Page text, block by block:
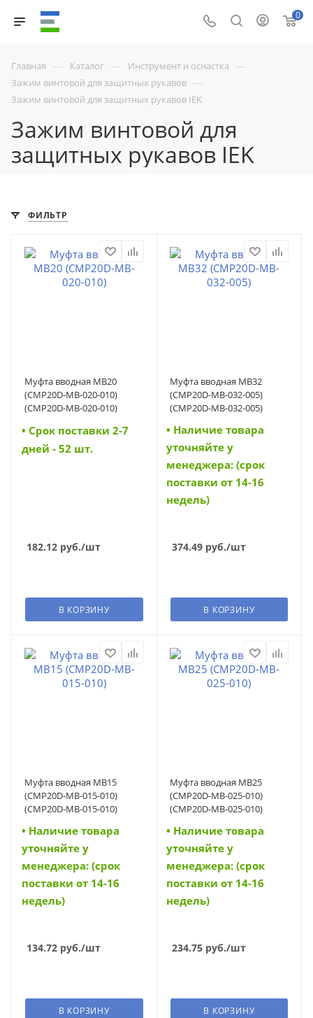
0
Главная — Каталог — Инструмент и оснастка —
Зажим винтовой для защитных рукавов —
Зажим винтовой для защитных рукавов IEK
Зажим винтовой для
защитных рукавов IEK
ФИЛЬТР
Муфта вводная MB20
(CMP20D-MB-020-010)
(CMP20D-MB-020-010)
• Cрок поставки 2-7
дней - 52 шт.
182.12 руб./шт
В КОРЗИНУ
Муфта вводная MB32
(CMP20D-MB-032-005)
(CMP20D-MB-032-005)
• Наличие товара
уточняйте у
менеджера: (срок
поставки от 14-16
недель)
374.49руб./шт
В КОРЗИНУ
Муфта вводная MB15
(CMP20D-MB-015-010)
(CMP20D-MB-015-010)
• Наличие товара
уточняйте у
менеджера: (срок
поставки от 14-16
недель)
134.72 руб./шт
В КОРЗИНУ
Муфта вводная MB25
(CMP20D-MB-025-010)
(CMP20D-MB-025-010)
• Наличие товара
уточняйте у
менеджера: (срок
поставки от 14-16
недель)
234.75руб./шт
В КОРЗИНУ